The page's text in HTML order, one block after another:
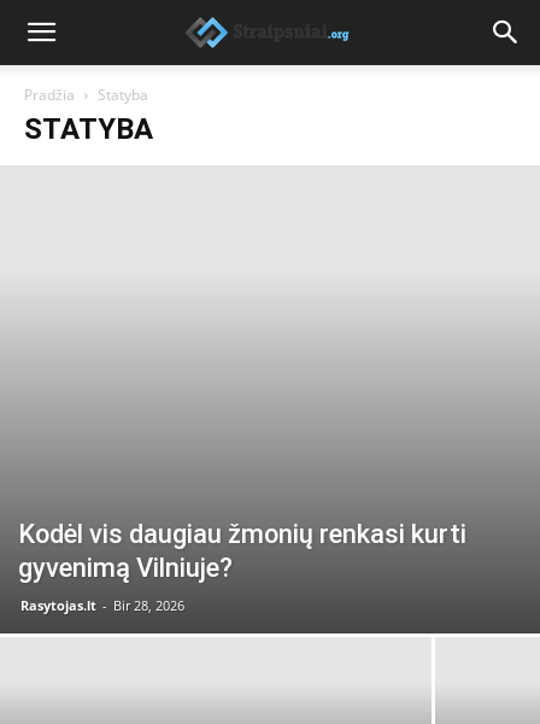
Pradžia Statyba
STATYBA
Kodėl vis daugiau žmonių renkasi kurti
gyvenimą Vilniuje?
Rasytojas.lt - Bir 28, 2026